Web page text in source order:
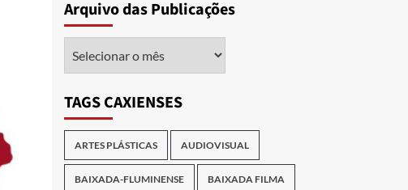
Arquivo das Publicações
TAGS CAXIENSES
ARTES PLÁSTICAS AUDIOVISUAL
BAIXADA-FLUMINENSE BAIXADA FILMA